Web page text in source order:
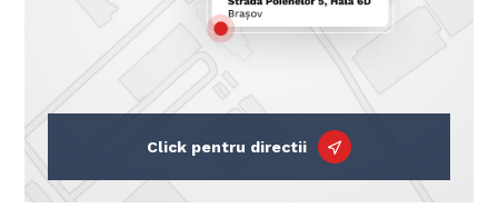
Click pentru directii